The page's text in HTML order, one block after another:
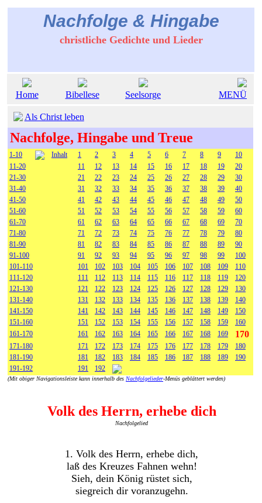
Nachfolge & Hingabe
christliche Gedichte und Lieder
Home Bibellese Seelsorge MENÜ
Als Christ leben
Nachfolge, Hingabe und Treue
1-10 Inhalt 1 2 3 4 5 6 7 8 9
10
11-20
11 12 13 14 15 16 17 18 19
20
21-30
21 22 23 24 25 26 27 28 29
30
31-40
31 32 33 34 35 36 37 38 39
40
41-50
41 42 43 44 45 46 47 48 49
50
51-60
51 52 53 54 55 56 57 58 59
60
61-70
61 62 63 64 65 66 67 68 69
70
71-80
71 72 73 74 75 76 77 78 79
80
81-90
81 82 83 84 85 86 87 88 89
90
91-100
91 92 93 94 95 96 97 98 99
100
101-110
101 102 103 104 105 106 107 108 109
110
111-120
111 112 113 114 115 116 117 118 119
120
121-130
121 122 123 124 125 126 127 128 129
130
131-140
131 132 133 134 135 136 137 138 139
140
141-150
141 142 143 144 145 146 147 148 149
150
151-160
151 152 153 154 155 156 157 158 159
160
161-170
161 162 163 164 165 166 167 168 169 170
171-180 171 172 173 174 175 176 177 178 179
180
181-190
181 182 183 184 185 186 187 188 189
190
191-192
191 192
(Mit obiger Navigationsleiste kann innerhalb des Nachfolgelieder-Menüs geblättert werden)
Volk des Herrn, erhebe dich
Nachfolgelied
1. Volk des Herrn, erhebe dich,
laß des Kreuzes Fahnen wehn!
Sieh, dein König rüstet sich,
siegreich dir voranzugehn.